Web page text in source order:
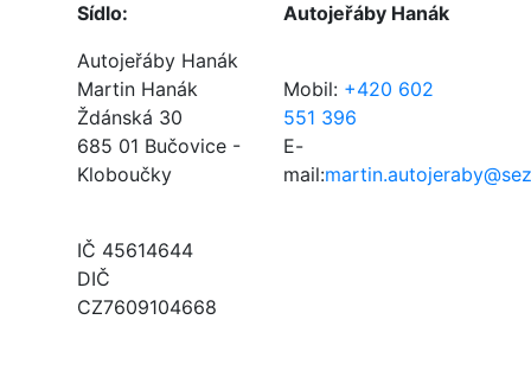
Sídlo:
Autojeřáby Hanák
Martin Hanák
Ždánská 30
685 01 Bučovice -
Kloboučky
IČ 45614644
DIČ
CZ7609104668
Autojeřáby Hanák
Mobil: +420 602
551 396
E-
mail: